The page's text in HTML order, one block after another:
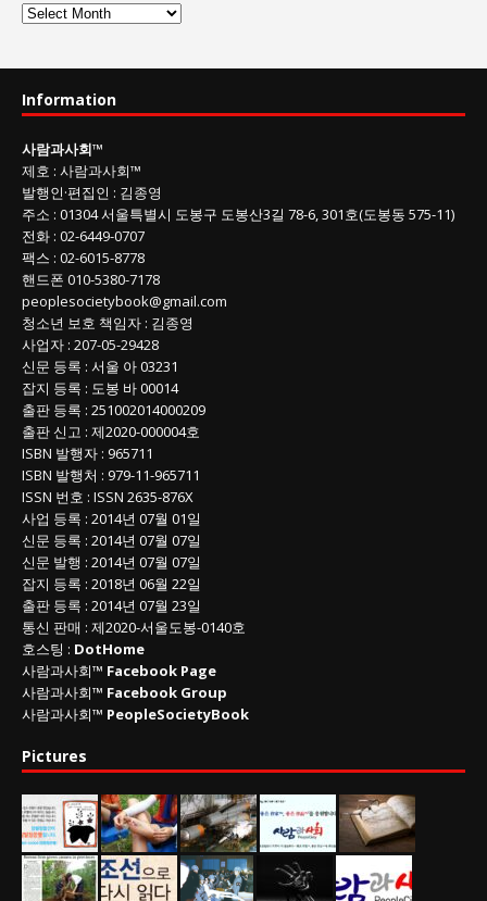
사
회
목
록
Information
사람과사회™
제호 : 사람과사회™
발행인·편집인 : 김종영
주소 : 01304서울특별시 도봉구 도봉산3길 78-6, 301호(도봉동 575-11)
전화 : 02-6449-0707
팩스 : 02-6015-8778
핸드폰 010-5380-7178
peoplesocietybook@gmail.com
청소년 보호 책임자 : 김종영
사업자 : 207-05-29428
신문 등록 : 서울 아 03231
잡지 등록 : 도봉 바 00014
출판 등록 : 251002014000209
출판 신고 : 제2020-000004호
ISBN 발행자 : 965711
ISBN 발행처 : 979-11-965711
ISSN 번호 : ISSN 2635-876X
사업 등록 : 2014년 07월 01일
신문 등록 : 2014년 07월 07일
신문 발행 : 2014년 07월 07일
잡지 등록 : 2018년 06월 22일
출판 등록 : 2014년 07월 23일
통신 판매 : 제2020-서울도봉-0140호
호스팅 : DotHome
사람과사회™ Facebook Page
사람과사회™ Facebook Group
사람과사회™ PeopleSocietyBook
Pictures